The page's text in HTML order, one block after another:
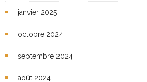
janvier 2025
octobre 2024
septembre 2024
août 2024